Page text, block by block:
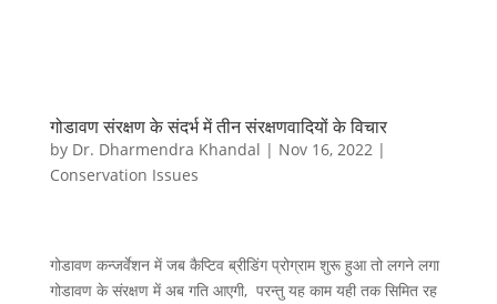
गोडावण संरक्षण के संदर्भ में तीन संरक्षणवादियों के विचार
by Dr. Dharmendra Khandal | Nov 16, 2022|
Conservation Issues
गोडावण कन्जर्वेशन में जब कैप्टिव ब्रीडिंग प्रोग्राम शुरू हुआ तो लगने लगा
गोडावण के संरक्षण में अब गति आएगी, परन्तु यह काम यही तक सिमित रह